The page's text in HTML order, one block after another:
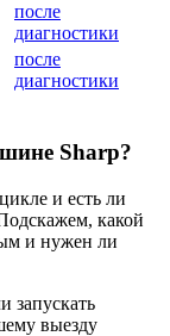
после
диагностики
после
диагностики
Sharp?
и есть ли
какой
и нужен ли
запускать
выезду